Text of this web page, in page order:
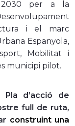
2030 per a la
i el marc
Espanyola,
Mobilitat i
municipi pilot.
Pla d’acció de
full de ruta,
construint una